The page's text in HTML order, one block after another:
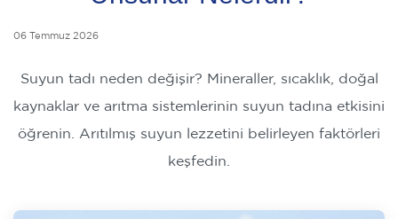
06 Temmuz 2026
Suyun tadı neden değişir? Mineraller, sıcaklık, doğal
kaynaklar ve arıtma sistemlerinin suyun tadına etkisini
öğrenin. Arıtılmış suyun lezzetini belirleyen faktörleri
keşfedin.